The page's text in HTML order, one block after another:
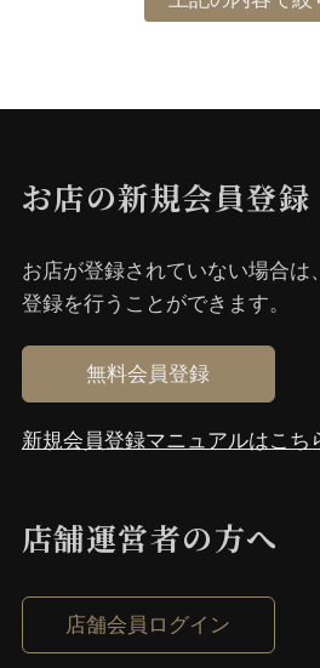
お店の新規会員登録
お店が登録されていない場合は
登録を⾏うことができます。
無料会員登録
新規会員登録マニュアルはこち
店舗運営者の⽅へ
店舗会員ログイン